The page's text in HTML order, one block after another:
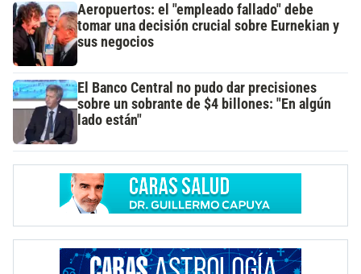
Aeropuertos: el "empleado fallado" debe
tomar una decisión crucial sobre Eurnekian y
sus negocios
El Banco Central no pudo dar precisiones
sobre un sobrante de $4 billones: "En algún
lado están"